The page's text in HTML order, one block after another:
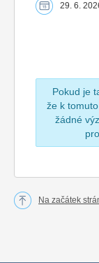
29. 6.
Pokud je
že k
žádné
Na začátek